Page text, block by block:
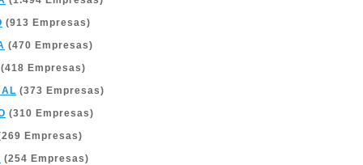
(913 Empresas)
(470 Empresas)
Empresas)
(373 Empresas)
(310 Empresas)
Empresas)
(254 Empresas)